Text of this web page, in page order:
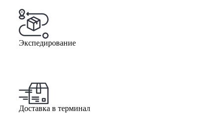
Экспедирование
Доставка в терминал